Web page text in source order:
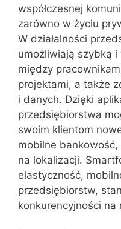
współczesnej
zarówno w życiu
W działalności
umożliwiają szybką
między
projektami, a także
i danych. Dzięki
przedsiębiorstwa
swoim klientom
mobilne
na lokalizacji.
elastyczność,
przedsiębiorstw,
konkurencyjności na